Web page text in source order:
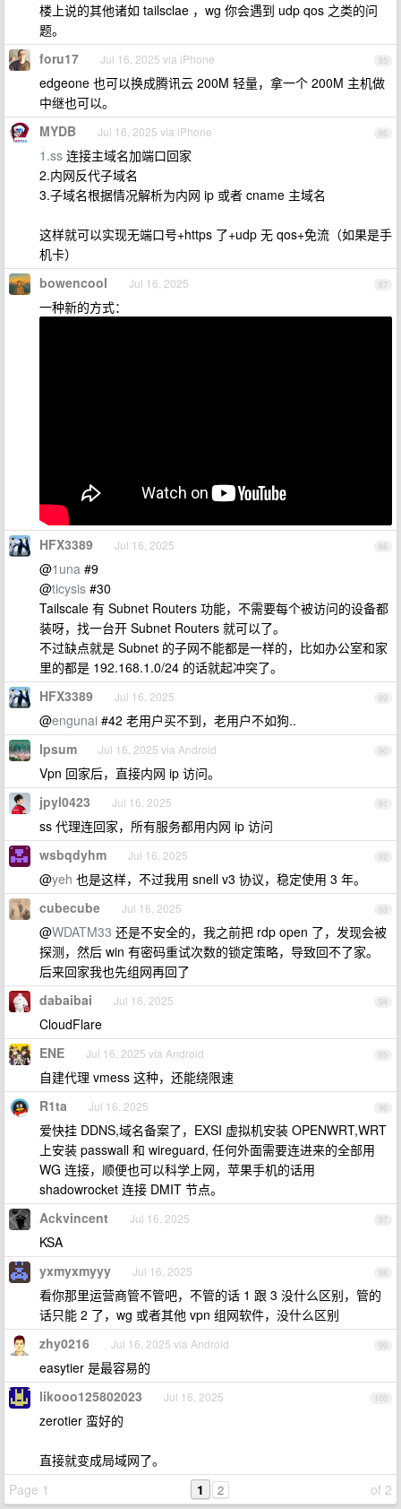
楼上说的其他诸如 tailsclae ，wg 你会遇到 udp qos 之类的问
题。
85
foru17 Jul 16, 2025 via iPhone
edgeone 也可以换成腾讯云 200M 轻量，拿一个 200M 主机做
中继也可以。
86
MYDB Jul 16, 2025 via iPhone
1.ss 连接主域名加端口回家
2.内网反代子域名
3.子域名根据情况解析为内网 ip 或者 cname 主域名
这样就可以实现无端口号+https 了+udp 无 qos+免流（如果是手
机卡）
87
bowencool Jul 16, 2025
一种新的方式：
88
HFX3389 Jul 16, 2025
@1una #9
@ticysis #30
Tailscale 有 Subnet Routers 功能，不需要每个被访问的设备都
装呀，找一台开 Subnet Routers 就可以了。
不过缺点就是 Subnet 的子网不能都是一样的，比如办公室和家
里的都是 192.168.1.0/24 的话就起冲突了。
89
HFX3389 Jul 16, 2025
@engunai #42 老用户买不到，老用户不如狗..
90
Ipsum Jul 16, 2025 via Android
Vpn 回家后，直接内网 ip 访问。
91
jpyl0423 Jul 16, 2025
ss 代理连回家，所有服务都用内网 ip 访问
92
wsbqdyhm Jul 16, 2025
@yeh 也是这样，不过我用 snell v3 协议，稳定使用 3 年。
93
cubecube Jul 16, 2025
@WDATM33 还是不安全的，我之前把 rdp open 了，发现会被
探测，然后 win 有密码重试次数的锁定策略，导致回不了家。
后来回家我也先组网再回了
94
dabaibai Jul 16, 2025
CloudFlare
95
ENE Jul 16, 2025 via Android
自建代理 vmess 这种，还能绕限速
96
R1ta Jul 16, 2025
爱快挂 DDNS,域名备案了，EXSI 虚拟机安装 OPENWRT,WRT
上安装 passwall 和 wireguard, 任何外面需要连进来的全部用
WG 连接，顺便也可以科学上网，苹果手机的话用
shadowrocket 连接 DMIT 节点。
97
Ackvincent Jul 16, 2025
KSA
98
yxmyxmyyy Jul 16, 2025
看你那里运营商管不管吧，不管的话 1 跟 3 没什么区别，管的
话只能 2 了，wg 或者其他 vpn 组网软件，没什么区别
99
zhy0216 Jul 16, 2025 via Android
easytier 是最容易的
100
likooo125802023 Jul 16, 2025
zerotier 蛮好的
直接就变成局域网了。
Page 1
of 2
1 2